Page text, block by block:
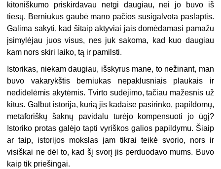
kitoniškumo priskirdavau netgi daugiau, nei jo buvo iš
tiesų. Berniukus gaubė mano pačios susigalvota paslaptis.
Galima sakyti, kad šitaip aktyviai jais domėdamasi pamažu
įsimylėjau juos visus, nes juk sakoma, kad kuo daugiau
kam nors skiri laiko, tą ir pamilsti.
Istorikas, niekam daugiau, išskyrus mane, to nežinant, man
buvo vakarykštis berniukas nepaklusniais plaukais ir
nedidelėmis akytėmis. Tvirto sudėjimo, tačiau mažesnis už
kitus. Galbūt istorija, kurią jis kadaise pasirinko, papildomų,
metaforiškų šaknų pavidalu turėjo kompensuoti jo ūgį?
Istoriko protas galėjo tapti vyriškos galios papildymu. Šiaip
ar taip, istorijos mokslas jam tikrai teikė svorio, nors ir
visiškai ne dėl to, kad šį svorį jis perduodavo mums. Buvo
kaip tik priešingai.